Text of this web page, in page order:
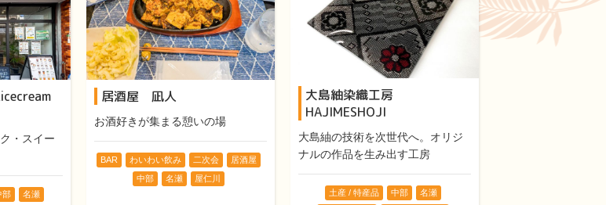
・スイー
部
名瀬
居酒屋 凪人
お酒好きが集まる憩いの場
BAR わいわい飲み 二次会
居酒屋
中部
名瀬 屋仁川
大島紬染織工房
HAJIMESHOJI
大島紬の技術を次世代へ。オリジ
ナルの作品を生み出す工房
土産 / 特産品 中部
名瀬